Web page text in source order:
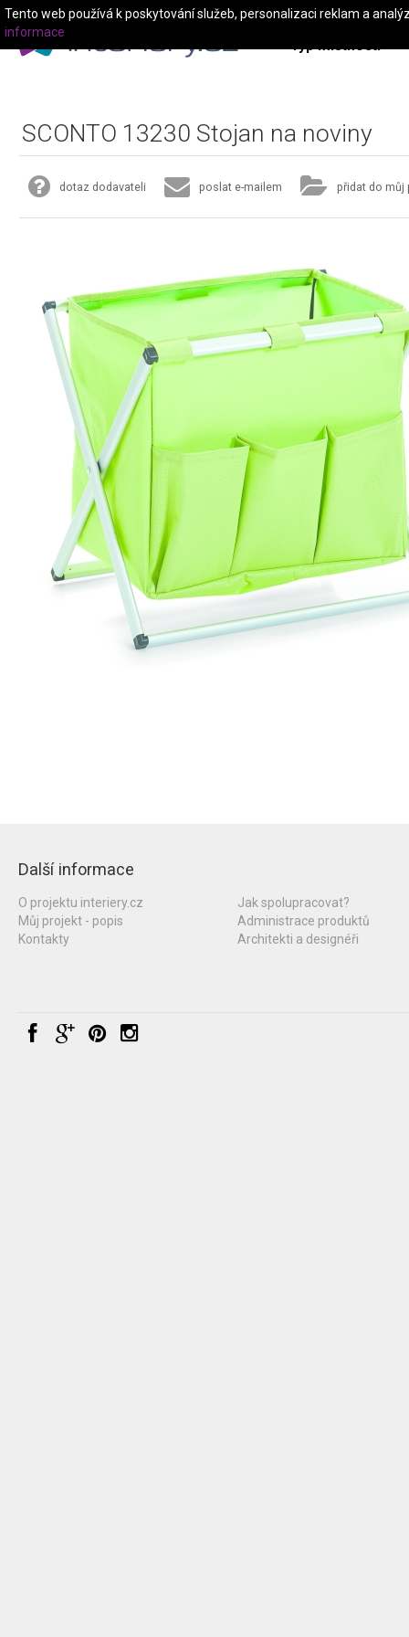
Typ místnosti
SCONTO 13230 Stojan na noviny
dotaz dodavateli poslat e-mailem přidat do můj
Další informace
O projektu interiery.cz
Můj projekt - popis
Kontakty
Jak spolupracovat?
Administrace produktů
Architekti a designéři
Tento web používá k poskytování služeb, personalizaci reklam a
informace